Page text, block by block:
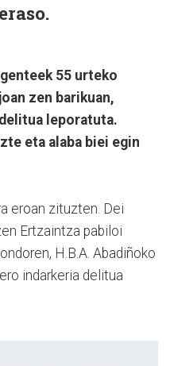
55 urteko
zen barikuan,
leporatuta.
eta alaba biei egin
eroan zituzten. Dei
Ertzaintza pabiloi
H.B.A. Abadiñoko
indarkeria delitua